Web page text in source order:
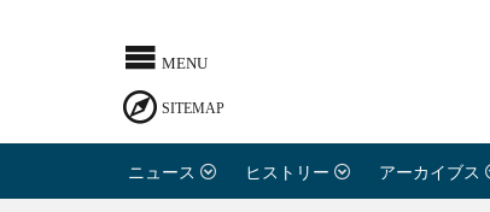
ニュース ヒストリー アーカイブス